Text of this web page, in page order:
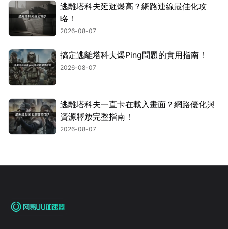
逃離塔科夫延遲爆高？網路連線最佳化攻
略！
2026-08-07
搞定逃離塔科夫爆Ping問題的實用指南！
2026-08-07
逃離塔科夫一直卡在載入畫面？網路優化與
資源釋放完整指南！
2026-08-07